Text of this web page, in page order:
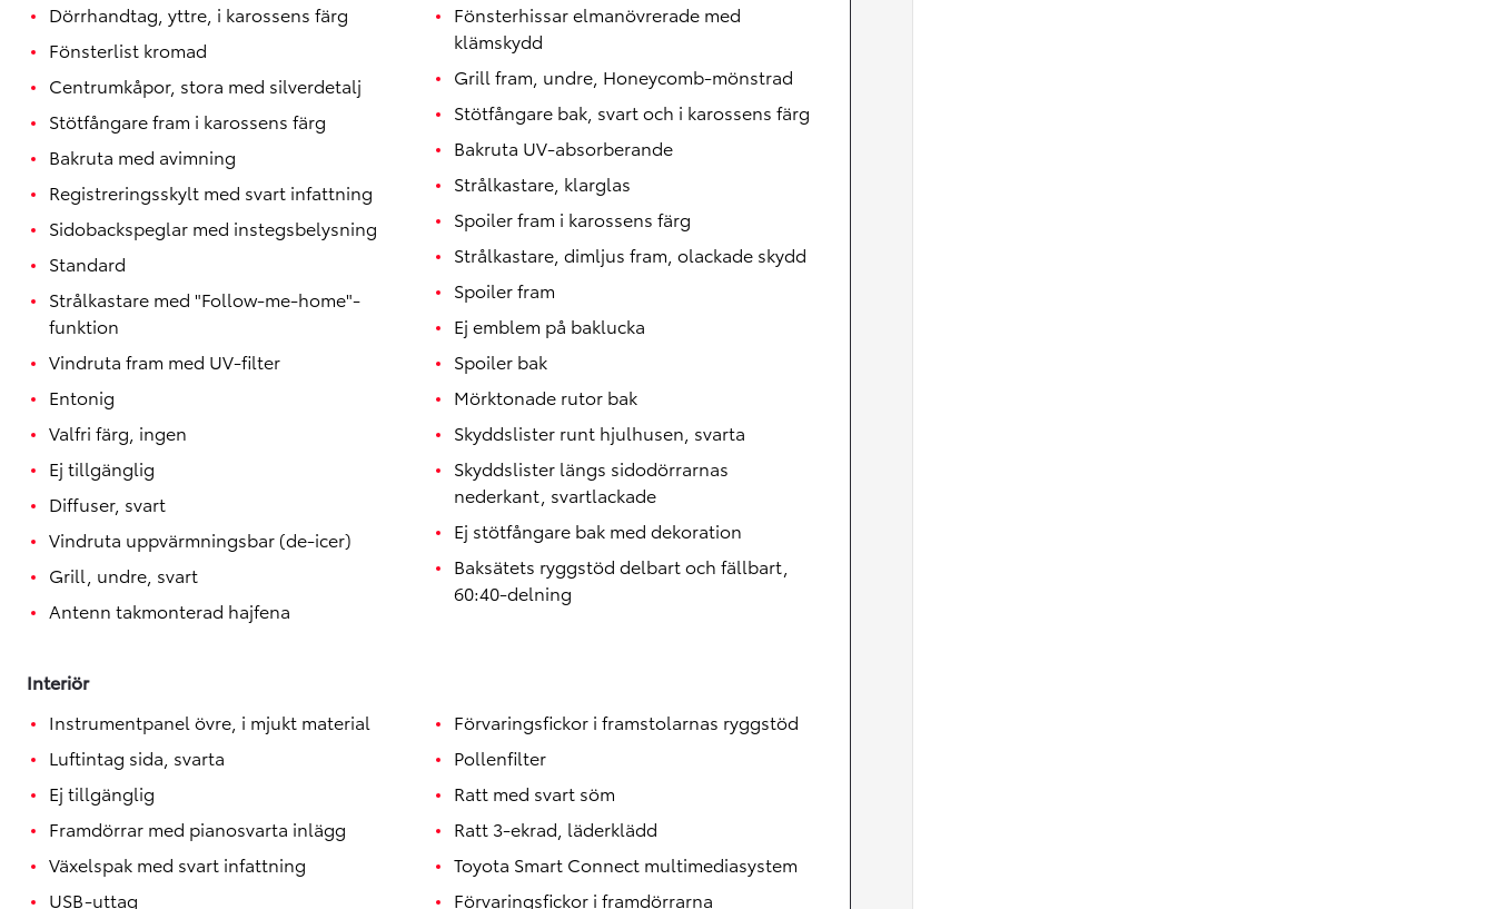
Dörrhandtag, yttre, i karossens färg
Fönsterlist kromad
Centrumkåpor, stora med silverdetalj
Stötfångare fram i karossens färg
Bakruta med avimning
Registreringsskylt med svart infattning
Sidobackspeglar med instegsbelysning
Standard
Strålkastare med "Follow-me-home"-
funktion
Vindruta fram med UV-filter
Entonig
Valfri färg, ingen
Ej tillgänglig
Diffuser, svart
Vindruta uppvärmningsbar (de-icer)
Grill, undre, svart
Antenn takmonterad hajfena
Fönsterhissar elmanövrerade med
klämskydd
Grill fram, undre, Honeycomb-mönstrad
Stötfångare bak, svart och i karossens färg
Bakruta UV-absorberande
Strålkastare, klarglas
Spoiler fram i karossens färg
Strålkastare, dimljus fram, olackade skydd
Spoiler fram
Ej emblem på baklucka
Spoiler bak
Mörktonade rutor bak
Skyddslister runt hjulhusen, svarta
Skyddslister längs sidodörrarnas
nederkant, svartlackade
Ej stötfångare bak med dekoration
Baksätets ryggstöd delbart och fällbart,
60:40-delning
Interiör
Instrumentpanel övre, i mjukt material
Luftintag sida, svarta
Ej tillgänglig
Framdörrar med pianosvarta inlägg
Växelspak med svart infattning
USB-uttag
Förvaringsfickor i framstolarnas ryggstöd
Pollenfilter
Ratt med svart söm
Ratt 3-ekrad, läderklädd
Toyota Smart Connect multimediasystem
Förvaringsfickor i framdörrarna